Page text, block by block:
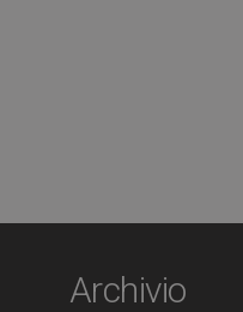
Archivio